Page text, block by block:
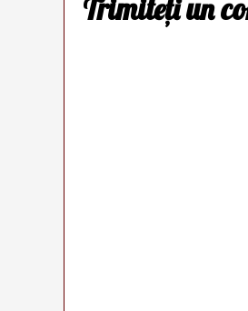
Trimiteți un